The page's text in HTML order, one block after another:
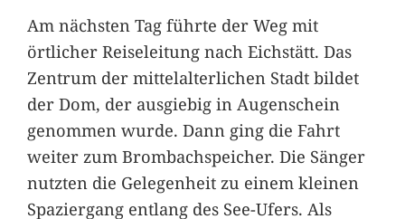
Am nächsten Tag führte der Weg mit
örtlicher Reiseleitung nach Eichstätt. Das
Zentrum der mittelalterlichen Stadt bildet
der Dom, der ausgiebig in Augenschein
genommen wurde. Dann ging die Fahrt
weiter zum Brombachspeicher. Die Sänger
nutzten die Gelegenheit zu einem kleinen
Spaziergang entlang des See-Ufers. Als